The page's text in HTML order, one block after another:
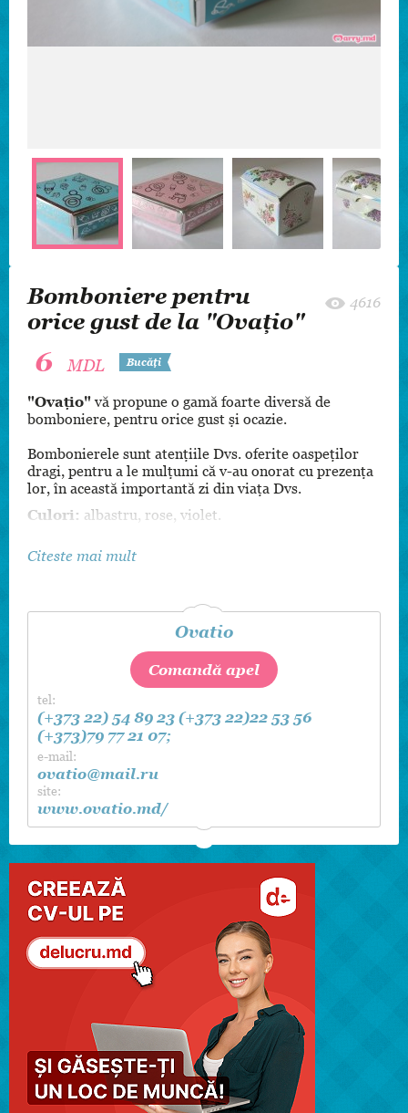
Bomboniere pentru
orice gust de la "Ovaţio"
4616
6 MDL Bucăți
"Ovaţio"vă propune o gamă foarte diversă de
bomboniere, pentru orice gust și ocazie.
Bombonierele sunt atenţiile Dvs. oferite oaspeților
dragi, pentru a le mulțumi că v-au onorat cu prezența
lor, în această importantă zi din viața Dvs.
Culori: albastru, rose, violet.
Citeste mai mult
Ovatio
Comandă apel
tel:
(+373 22) 54 89 23 (+373 22)22 53 56
(+373)79 77 21 07;
e-mail:
ovatio@mail.ru
site:
www.ovatio.md/